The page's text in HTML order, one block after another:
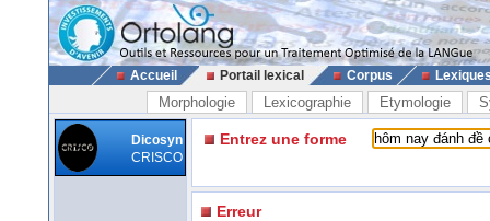
Accueil Portail lexical Corpus
Morphologie Lexicographie Etymologie
Dicosyn
CRISCO
Entrez une forme
Erreur